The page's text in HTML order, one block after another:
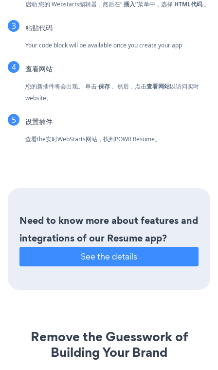
启动 您的 Webstarts编辑器，然后在“插入”菜单中，选择 HTML代码 。
粘贴代码
Your code block will be available once you create your app
查看网站
您的新插件将会出现。 单击保存 。然后，点击查看网站以访问实时
website。
设置插件
查看the实时WebStarts网站，找到POWR Resume。
Need to know more about features and
integrations of our Resume app?
See the details
Remove the Guesswork of
Building Your Brand